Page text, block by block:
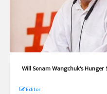
Will Sonam Wangchuk's Hunger
Editor